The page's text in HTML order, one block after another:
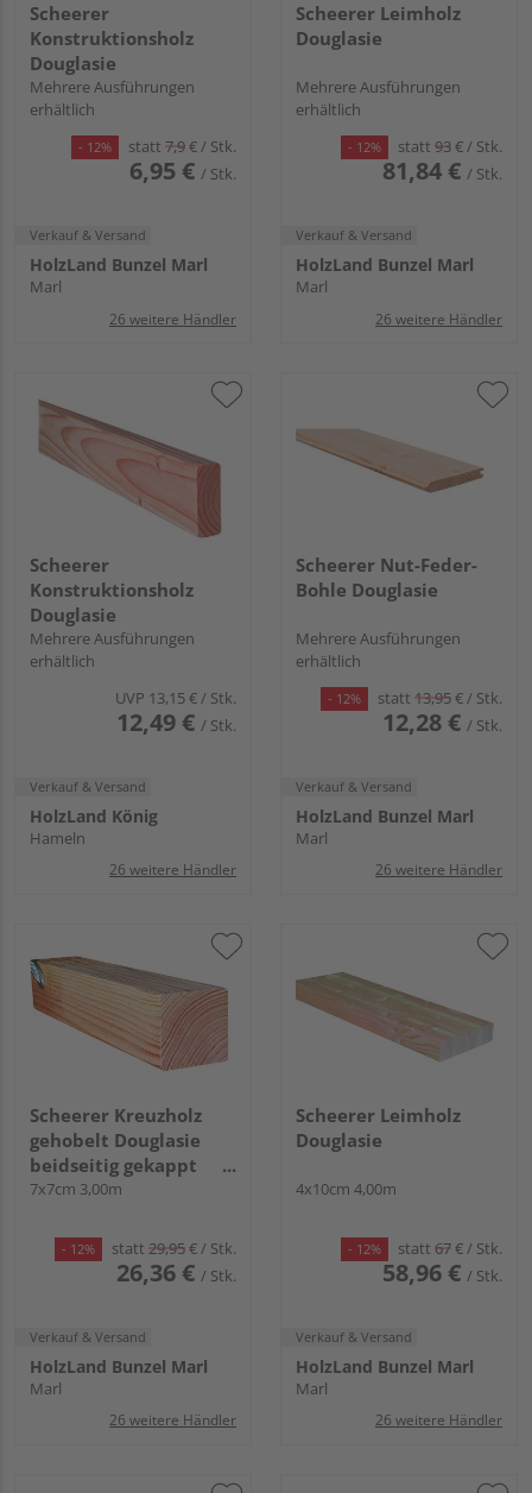
Scheerer
Konstruktionsholz
Douglasie
Mehrere Ausführungen
erhältlich
- 12% statt 7,9€/ Stk.
6,95 € / Stk.
Verkauf & Versand
HolzLand Bunzel Marl
Marl
26 weitere Händler
Scheerer Leimholz
Douglasie
Mehrere Ausführungen
erhältlich
- 12% statt 93€/ Stk.
81,84 € / Stk.
Verkauf & Versand
HolzLand Bunzel Marl
Marl
26 weitere Händler
Scheerer
Konstruktionsholz
Douglasie
Mehrere Ausführungen
erhältlich
UVP 13,15 €/ Stk.
12,49 € / Stk.
Verkauf & Versand
HolzLand König
Hameln
26 weitere Händler
Scheerer Nut-Feder-
Bohle Douglasie
Mehrere Ausführungen
erhältlich
- 12% statt 13,95€/ Stk.
12,28 € / Stk.
Verkauf & Versand
HolzLand Bunzel Marl
Marl
26 weitere Händler
Scheerer Kreuzholz
gehobelt Douglasie
beidseitig gekappt
unbehandelt
7x7cm 3,00m
- 12% statt 29,95€/ Stk.
26,36 € / Stk.
Verkauf & Versand
HolzLand Bunzel Marl
Marl
26 weitere Händler
Scheerer Leimholz
Douglasie
4x10cm 4,00m
- 12% statt 67€/ Stk.
58,96 € / Stk.
Verkauf & Versand
HolzLand Bunzel Marl
Marl
26 weitere Händler